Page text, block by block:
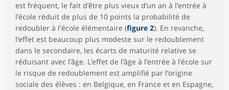
est fréquent, le fait d’être plus vieux d’un an à l’entrée à
l’école réduit de plus de 10 points la probabilité de
redoubler à l'école élémentaire (figure 2). En revanche,
l’effet est beaucoup plus modeste sur le redoublement
dans le secondaire, les écarts de maturité relative se
réduisant avec l’âge. L’effet de l’âge à l’entrée à l’école sur
le risque de redoublement est amplifié par l’origine
sociale des élèves : en Belgique, en France et en Espagne,